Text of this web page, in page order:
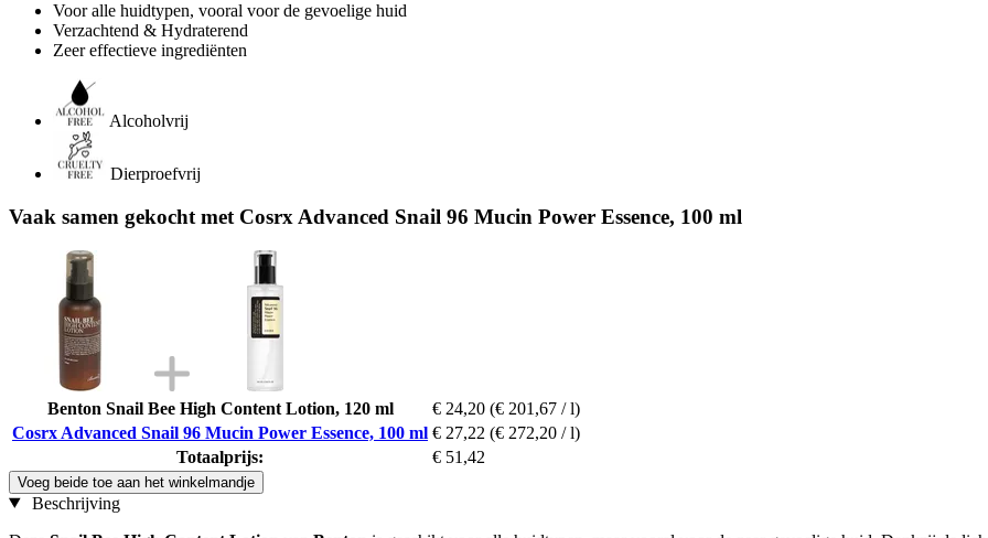
Voor alle huidtypen, vooral voor de gevoelige huid
Verzachtend & Hydraterend
Zeer effectieve ingrediënten
Alcoholvrij
Dierproefvrij
Vaak samen gekocht met Cosrx Advanced Snail 96 Mucin Power Essence, 100 ml
Benton Snail Bee High Content Lotion, 120 ml € 24,20 (€ 201,67 / l)
Cosrx Advanced Snail 96 Mucin Power Essence, 100 ml € 27,22 (€ 272,20 / l)
Totaalprijs:
€ 51,42
Voeg beide toe aan het winkelmandje
Beschrijving